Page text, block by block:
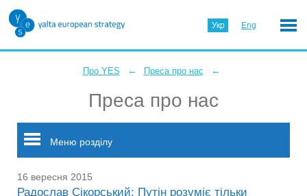
Укр Eng
Про YES ← Преса про нас ←
Преса про нас
Меню розділу
16 вересня 2015
Радослав Сікорський: Путін розуміє тільки